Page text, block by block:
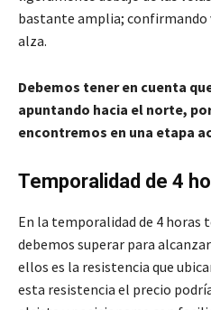
bastante amplia;
alza.
Debemos tener en cuenta
apuntando hacia el norte,
encontremos en una etapa
Temporalidad de 4
En la temporalidad de 4 horas
debemos superar para
ellos es la resistencia que
esta resistencia el precio